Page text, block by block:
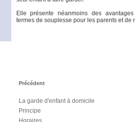
Elle présente néanmoins des
termes de souplesse pour les parents et de
Précédent
La garde d'enfant à domicile
Principe
Horaires